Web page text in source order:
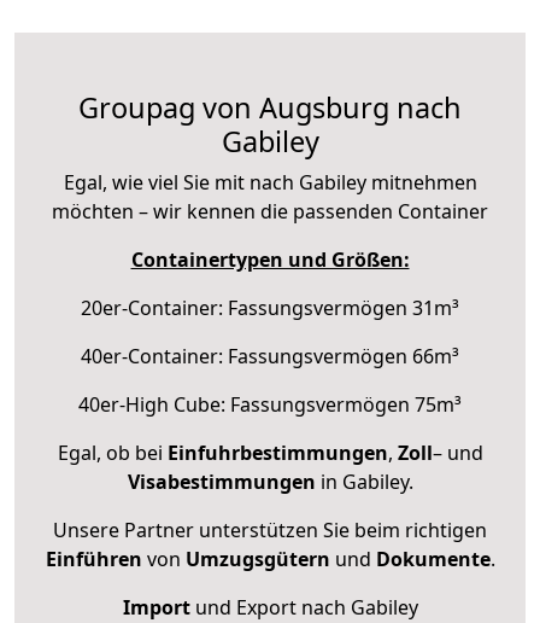
Groupag von Augsburg nach
Gabiley
Egal, wie viel Sie mit nach Gabiley mitnehmen
möchten – wir kennen die passenden Container
Containertypen und Größen:
20er-Container: Fassungsvermögen 31m³
40er-Container: Fassungsvermögen 66m³
40er-High Cube: Fassungsvermögen 75m³
Egal, ob bei Einfuhrbestimmungen, Zoll– und
Visabestimmungen in Gabiley.
Unsere Partner unterstützen Sie beim richtigen
Einführen von Umzugsgütern und Dokumente.
Importund Export nach Gabiley